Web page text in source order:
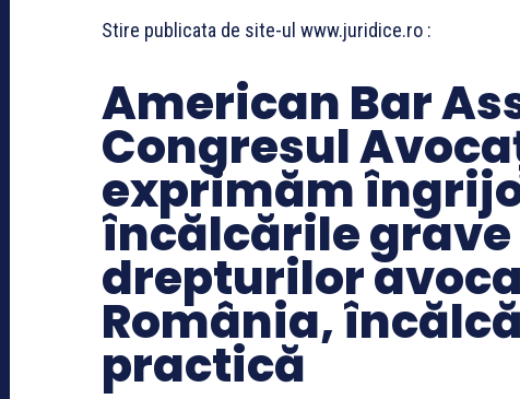
Stire publicata de site-ul www.juridice.ro :
American Bar
Congresul
exprimăm
încălcările grave
drepturilor
România,
practică